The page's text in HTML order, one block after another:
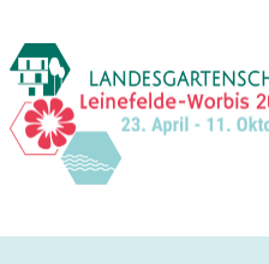
Inhalt
springen